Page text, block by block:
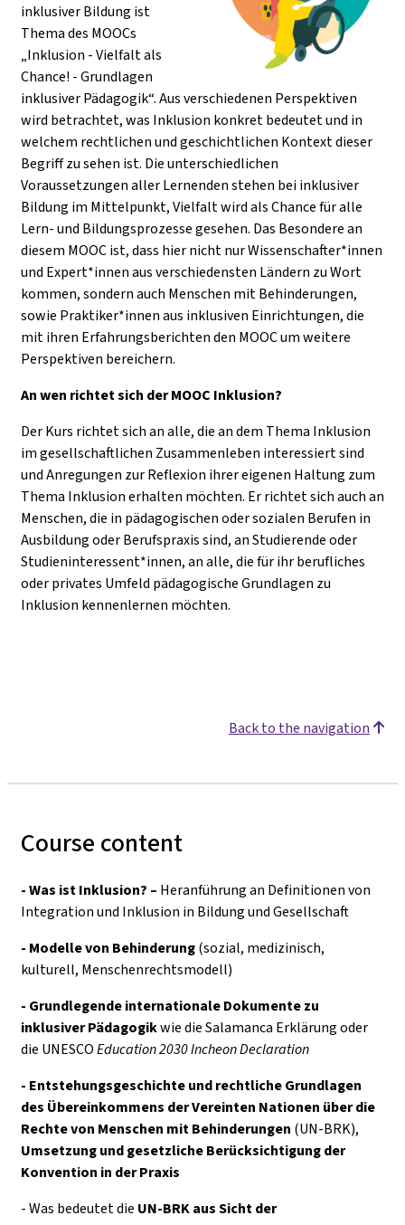
inklusiver Bildung ist
Thema des MOOCs
„Inklusion - Vielfalt als
Chance! - Grundlagen
inklusiver Pädagogik“. Aus verschiedenen Perspektiven
wird betrachtet, was Inklusion konkret bedeutet und in
welchem rechtlichen und geschichtlichen Kontext dieser
Begriff zu sehen ist. Die unterschiedlichen
Voraussetzungen aller Lernenden stehen bei inklusiver
Bildung im Mittelpunkt, Vielfalt wird als Chance für alle
Lern- und Bildungsprozesse gesehen. Das Besondere an
diesem MOOC ist, dass hier nicht nur Wissenschafter*innen
und Expert*innen aus verschiedensten Ländern zu Wort
kommen, sondern auch Menschen mit Behinderungen,
sowie Praktiker*innen aus inklusiven Einrichtungen, die
mit ihren Erfahrungsberichten den MOOC um weitere
Perspektiven bereichern.
An wen richtet sich der MOOC Inklusion?
Der Kurs richtet sich an alle, die an dem Thema Inklusion
im gesellschaftlichen Zusammenleben interessiert sind
und Anregungen zur Reflexion ihrer eigenen Haltung zum
Thema Inklusion erhalten möchten. Er richtet sich auch an
Menschen, die in pädagogischen oder sozialen Berufen in
Ausbildung oder Berufspraxis sind, an Studierende oder
Studieninteressent*innen, an alle, die für ihr berufliches
oder privates Umfeld pädagogische Grundlagen zu
Inklusion kennenlernen möchten.
Back to the navigation
Course content
- Was ist Inklusion? – Heranführung an Definitionen von
Integration und Inklusion in Bildung und Gesellschaft
- Modelle von Behinderung(sozial, medizinisch,
kulturell, Menschenrechtsmodell)
- Grundlegende internationale Dokumente zu
inklusiver Pädagogikwie die Salamanca Erklärung oder
die UNESCOEducation 2030 Incheon Declaration
- Entstehungsgeschichte und rechtliche Grundlagen
des Übereinkommens der Vereinten Nationen über die
Rechte von Menschen mit Behinderungen (UN-BRK),
Umsetzung und gesetzliche Berücksichtigung der
Konvention in der Praxis
- Was bedeutet die UN-BRK aus Sicht der